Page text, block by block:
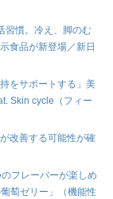
習慣。冷え、脚のむ
食品が新登場／新日
をサポートする」美
Skin cycle（フィー
改善する可能性が確
フレーバーが楽しめ
萄ゼリー」（機能性